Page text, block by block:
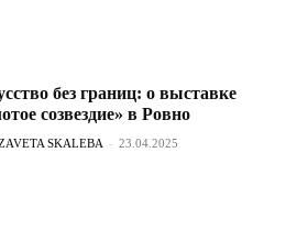
без границ: о выставке
созвездие» в Ровно
SKALEBA - 23.04.2025